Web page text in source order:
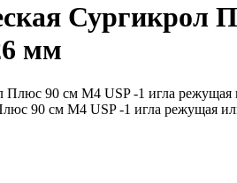
Сургикрол
мм
90 см М4 USP -1 игла режущая